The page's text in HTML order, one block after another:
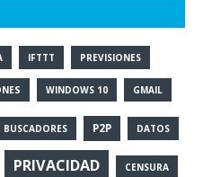
IFTTT PREVISIONES
WINDOWS 10 GMAIL
BUSCADORES P2P DATOS
PRIVACIDAD CENSURA